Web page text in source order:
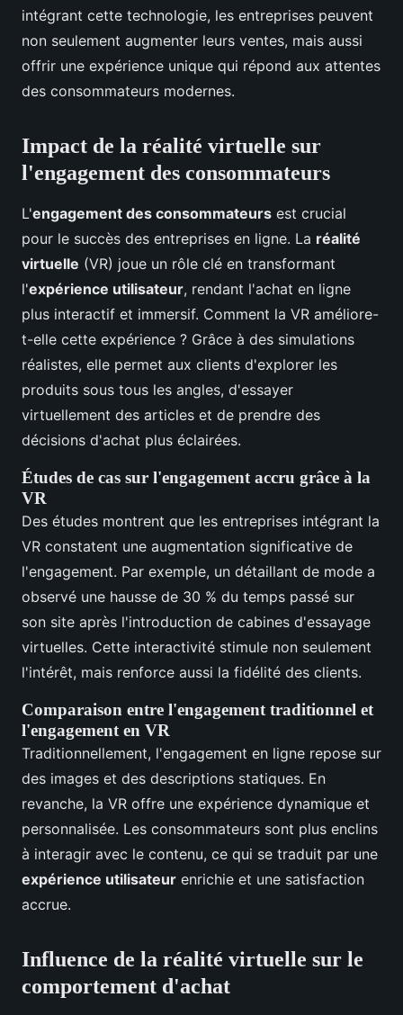
intégrant cette technologie, les entreprises peuvent
non seulement augmenter leurs ventes, mais aussi
offrir une expérience unique qui répond aux attentes
des consommateurs modernes.
Impact de la réalité virtuelle sur
l'engagement des consommateurs
L'engagement des consommateurs est crucial
pour le succès des entreprises en ligne. La réalité
virtuelle (VR) joue un rôle clé en transformant
l'expérience utilisateur, rendant l'achat en ligne
plus interactif et immersif. Comment la VR améliore-
t-elle cette expérience ? Grâce à des simulations
réalistes, elle permet aux clients d'explorer les
produits sous tous les angles, d'essayer
virtuellement des articles et de prendre des
décisions d'achat plus éclairées.
Études de cas sur l'engagement accru grâce à la
VR
Des études montrent que les entreprises intégrant la
VR constatent une augmentation significative de
l'engagement. Par exemple, un détaillant de mode a
observé une hausse de 30 % du temps passé sur
son site après l'introduction de cabines d'essayage
virtuelles. Cette interactivité stimule non seulement
l'intérêt, mais renforce aussi la fidélité des clients.
Comparaison entre l'engagement traditionnel et
l'engagement en VR
Traditionnellement, l'engagement en ligne repose sur
des images et des descriptions statiques. En
revanche, la VR offre une expérience dynamique et
personnalisée. Les consommateurs sont plus enclins
à interagir avec le contenu, ce qui se traduit par une
expérience utilisateur enrichie et une satisfaction
accrue.
Influence de la réalité virtuelle sur le
comportement d'achat